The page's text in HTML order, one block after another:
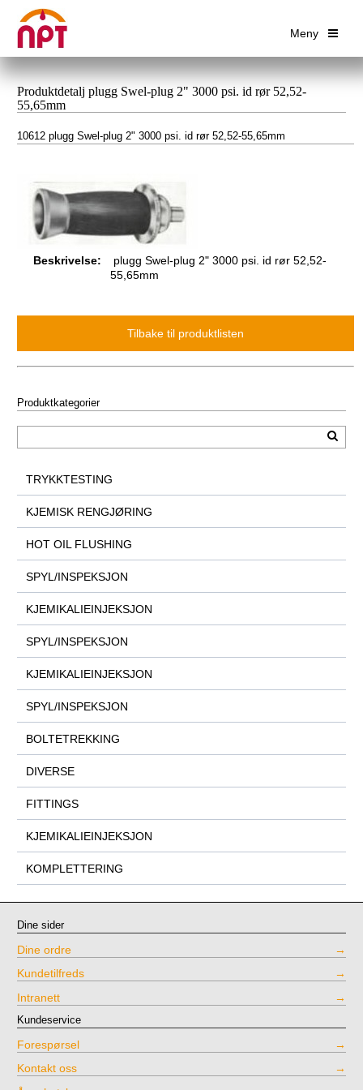
Meny
Produktdetalj plugg Swel-plug 2" 3000 psi. id rør 52,52-
55,65mm
10612 plugg Swel-plug 2" 3000 psi. id rør 52,52-55,65mm
Beskrivelse:
plugg Swel-plug 2" 3000 psi. id rør 52,52-
55,65mm
Produktkategorier
TRYKKTESTING
KJEMISK RENGJØRING
HOT OIL FLUSHING
SPYL/INSPEKSJON
KJEMIKALIEINJEKSJON
SPYL/INSPEKSJON
KJEMIKALIEINJEKSJON
SPYL/INSPEKSJON
BOLTETREKKING
DIVERSE
FITTINGS
KJEMIKALIEINJEKSJON
KOMPLETTERING
Dine sider
Dine ordre
Kundetilfreds
Intranett
Kundeservice
Forespørsel
Kontakt oss